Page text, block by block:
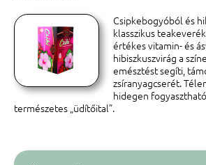
Csipkebogyóból és
klasszikus
értékes vitamin- és
hibiszkuszvirág a
emésztést segíti,
zsíranyagcserét.
hidegen
természetes „üdítőital”.